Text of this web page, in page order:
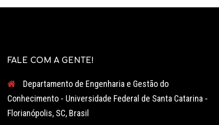
FALE COM A GENTE!
Departamento de Engenharia e Gestão do
Conhecimento - Universidade Federal de Santa Catarina -
Florianópolis, SC, Brasil